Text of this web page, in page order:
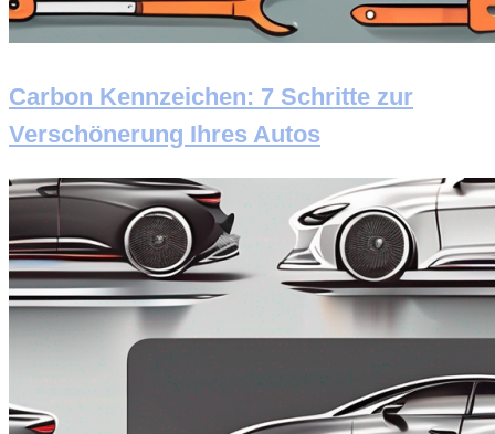
Carbon Kennzeichen: 7 Schritte zur
Verschönerung Ihres Autos